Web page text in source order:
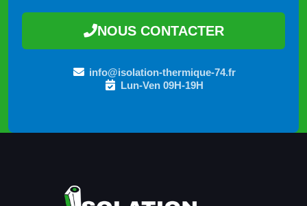
NOUS CONTACTER
info@isolation-thermique-74.fr
Lun-Ven 09H-19H